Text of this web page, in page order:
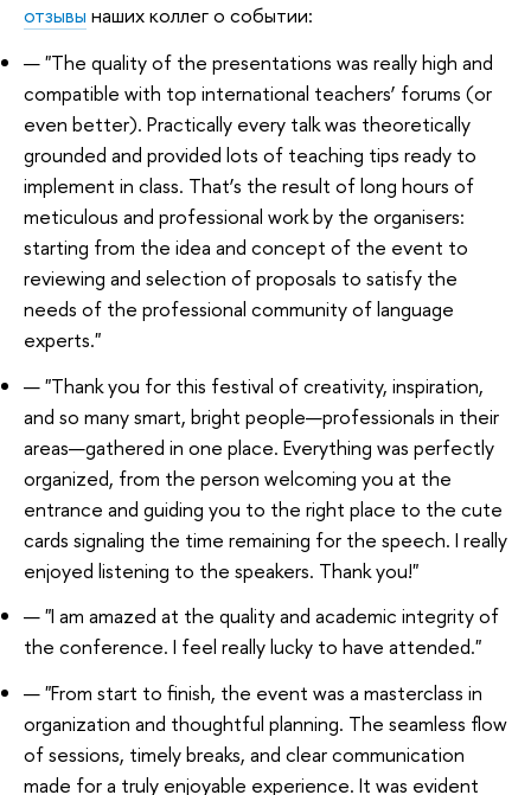
отзывы наших коллег о событии:
"The quality of the presentations was really high and
compatible with top international teachers’ forums (or
even better). Practically every talk was theoretically
grounded and provided lots of teaching tips ready to
implement in class. That’s the result of long hours of
meticulous and professional work by the organisers:
starting from the idea and concept of the event to
reviewing and selection of proposals to satisfy the
needs of the professional community of language
experts."
"Thank you for this festival of creativity, inspiration,
and so many smart, bright people—professionals in their
areas—gathered in one place. Everything was perfectly
organized, from the person welcoming you at the
entrance and guiding you to the right place to the cute
cards signaling the time remaining for the speech. I really
enjoyed listening to the speakers. Thank you!"
"I am amazed at the quality and academic integrity of
the conference. I feel really lucky to have attended."
"From start to finish, the event was a masterclass in
organization and thoughtful planning. The seamless flow
of sessions, timely breaks, and clear communication
made for a truly enjoyable experience. It was evident